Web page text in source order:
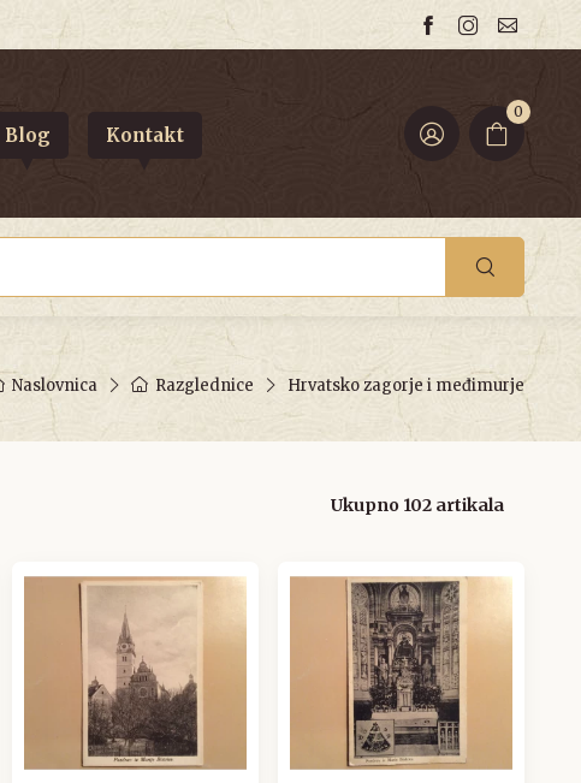
0
Blog Kontakt
Naslovnica Razglednice Hrvatsko zagorje i međimurje
Ukupno 102 artikala